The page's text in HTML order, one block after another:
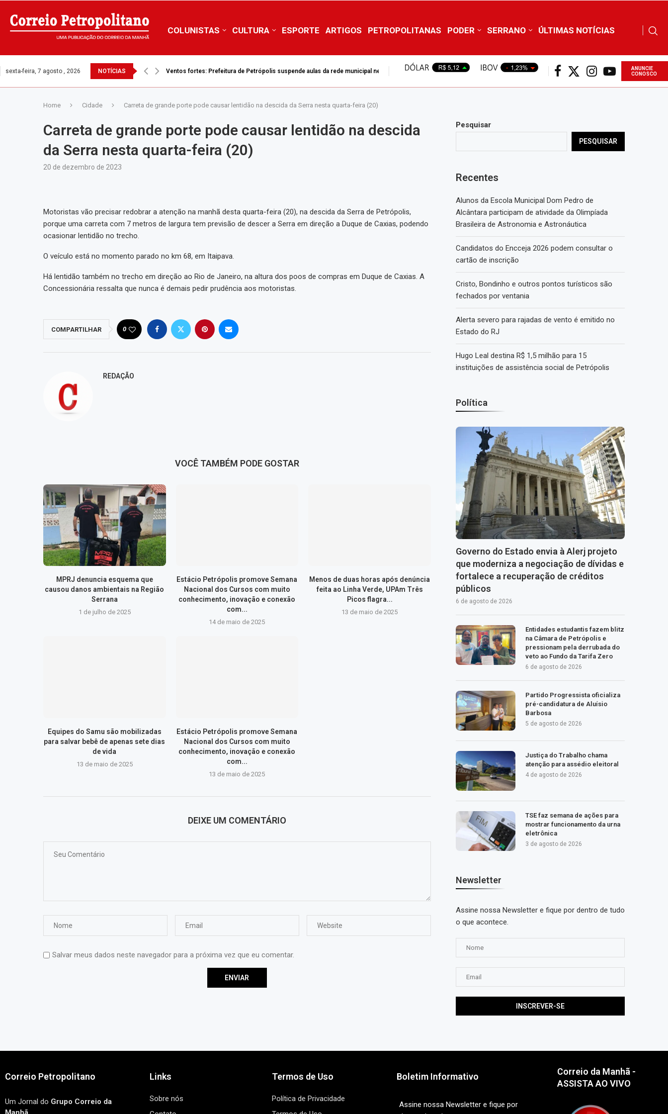
COLUNISTAS CULTURA ESPORTE ARTIGOS PETROPOLITANAS PODER SERRANO ÚLTIMAS NOTÍCIAS
sexta-feira, 7 agosto , 2026 NOTÍCIAS Ventos fortes: Prefeitura de Petrópolis suspende aulas da rede municipal nesta...
ANUNCIE
CONOSCO
Home Cidade Carreta de grande porte pode causar lentidão na descida da Serra nesta quarta-feira (20)
Carreta de grande porte pode causar lentidão na descida
da Serra nesta quarta-feira (20)
20 de dezembro de 2023
Motoristas vão precisar redobrar a atenção na manhã desta quarta-feira (20), na descida da Serra de Petrópolis,
porque uma carreta com 7 metros de largura tem previsão de descer a Serra em direção a Duque de Caxias, podendo
ocasionar lentidão no trecho.
O veículo está no momento parado no km 68, em Itaipava.
Há lentidão também no trecho em direção ao Rio de Janeiro, na altura dos poos de compras em Duque de Caxias. A
Concessionária ressalta que nunca é demais pedir prudência aos motoristas.
COMPARTILHAR 0
REDAÇÃO
VOCÊ TAMBÉM PODE GOSTAR
MPRJ denuncia esquema que
causou danos ambientais na Região
Serrana
1 de julho de 2025
Estácio Petrópolis promove Semana
Nacional dos Cursos com muito
conhecimento, inovação e conexão
com...
14 de maio de 2025
Menos de duas horas após denúncia
feita ao Linha Verde, UPAm Três
Picos flagra...
13 de maio de 2025
Equipes do Samu são mobilizadas
para salvar bebê de apenas sete dias
de vida
13 de maio de 2025
Estácio Petrópolis promove Semana
Nacional dos Cursos com muito
conhecimento, inovação e conexão
com...
13 de maio de 2025
DEIXE UM COMENTÁRIO
Salvar meus dados neste navegador para a próxima vez que eu comentar.
Pesquisar
PESQUISAR
Recentes
Alunos da Escola Municipal Dom Pedro de
Alcântara participam de atividade da Olimpíada
Brasileira de Astronomia e Astronáutica
Candidatos do Encceja 2026 podem consultar o
cartão de inscrição
Cristo, Bondinho e outros pontos turísticos são
fechados por ventania
Alerta severo para rajadas de vento é emitido no
Estado do RJ
Hugo Leal destina R$ 1,5 milhão para 15
instituições de assistência social de Petrópolis
Política
Governo do Estado envia à Alerj projeto
que moderniza a negociação de dívidas e
fortalece a recuperação de créditos
públicos
6 de agosto de 2026
Entidades estudantis fazem blitz
na Câmara de Petrópolis e
pressionam pela derrubada do
veto ao Fundo da Tarifa Zero
6 de agosto de 2026
Partido Progressista oficializa
pré-candidatura de Aluísio
Barbosa
5 de agosto de 2026
Justiça do Trabalho chama
atenção para assédio eleitoral
4 de agosto de 2026
TSE faz semana de ações para
mostrar funcionamento da urna
eletrônica
3 de agosto de 2026
Newsletter
Assine nossa Newsletter e fique por dentro de tudo
o que acontece.
Correio Petropolitano
Um Jornal do Grupo Correio da
Links
Sobre nós
Termos de Uso
Política de Privacidade
Boletim Informativo
Assine nossa Newsletter e fique por
Correio da Manhã -
ASSISTA AO VIVO